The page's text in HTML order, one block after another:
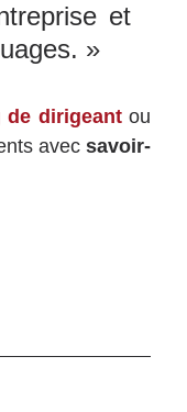
et
»
de dirigeant ou
avec savoir-